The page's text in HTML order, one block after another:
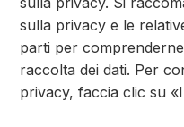
sulla privacy e le
parti per
raccolta dei dati. Per
privacy, faccia clic su